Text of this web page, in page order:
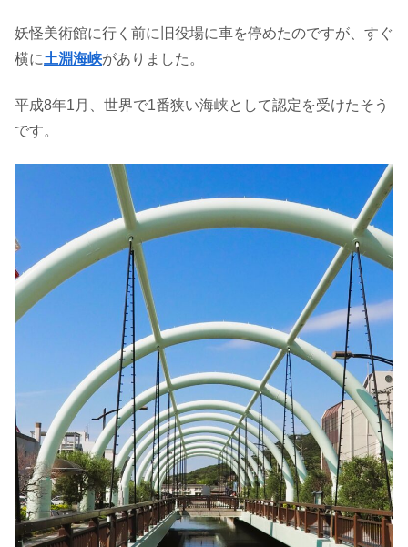
妖怪美術館に行く前に旧役場に車を停めたのですが、すぐ
横に土淵海峡がありました。
平成8年1月、世界で1番狭い海峡として認定を受けたそう
です。